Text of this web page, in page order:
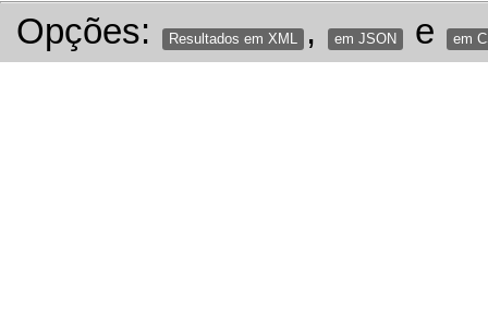
Opções: Resultados em XML , em JSON e em